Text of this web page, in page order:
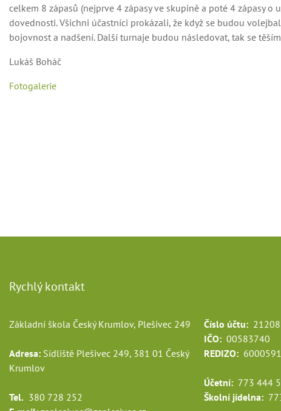
celkem 8 zápasů (nejprve 4 zápasy ve skupině a poté 4 zápasy
dovednosti. Všichni účastníci prokázali, že když se budou
bojovnost a nadšení. Další turnaje budou následovat, tak se
Lukáš Boháč
Fotogalerie
Rychlý kontakt
Základní škola Český Krumlov, Plešivec 249
Adresa: Sídliště Plešivec 249, 381 01 Český
Krumlov
Tel. 380 728 252
Číslo účtu:
IČO: 00583740
REDIZO:
Účetní: 773 444
Školní jídelna: